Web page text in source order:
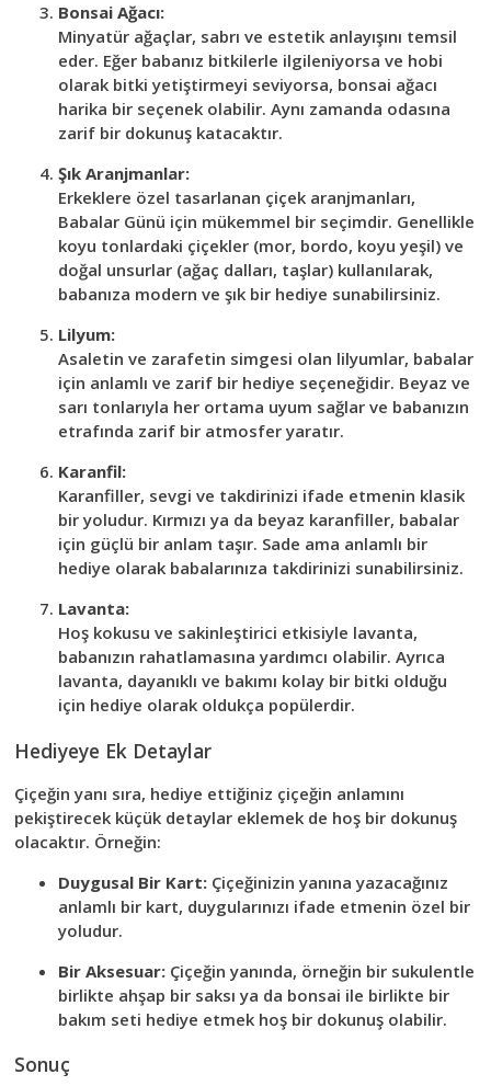
Bonsai Ağacı:
Minyatür ağaçlar, sabrı ve estetik anlayışını temsil
eder. Eğer babanız bitkilerle ilgileniyorsa ve hobi
olarak bitki yetiştirmeyi seviyorsa, bonsai ağacı
harika bir seçenek olabilir. Aynı zamanda odasına
zarif bir dokunuş katacaktır.
Şık Aranjmanlar:
Erkeklere özel tasarlanan çiçek aranjmanları,
Babalar Günü için mükemmel bir seçimdir. Genellikle
koyu tonlardaki çiçekler (mor, bordo, koyu yeşil) ve
doğal unsurlar (ağaç dalları, taşlar) kullanılarak,
babanıza modern ve şık bir hediye sunabilirsiniz.
Lilyum:
Asaletin ve zarafetin simgesi olan lilyumlar, babalar
için anlamlı ve zarif bir hediye seçeneğidir. Beyaz ve
sarı tonlarıyla her ortama uyum sağlar ve babanızın
etrafında zarif bir atmosfer yaratır.
Karanfil:
Karanfiller, sevgi ve takdirinizi ifade etmenin klasik
bir yoludur. Kırmızı ya da beyaz karanfiller, babalar
için güçlü bir anlam taşır. Sade ama anlamlı bir
hediye olarak babalarınıza takdirinizi sunabilirsiniz.
Lavanta:
Hoş kokusu ve sakinleştirici etkisiyle lavanta,
babanızın rahatlamasına yardımcı olabilir. Ayrıca
lavanta, dayanıklı ve bakımı kolay bir bitki olduğu
için hediye olarak oldukça popülerdir.
Hediyeye Ek Detaylar
Çiçeğin yanı sıra, hediye ettiğiniz çiçeğin anlamını
pekiştirecek küçük detaylar eklemek de hoş bir dokunuş
olacaktır. Örneğin:
Duygusal Bir Kart: Çiçeğinizin yanına yazacağınız
anlamlı bir kart, duygularınızı ifade etmenin özel bir
yoludur.
Bir Aksesuar: Çiçeğin yanında, örneğin bir sukulentle
birlikte ahşap bir saksı ya da bonsai ile birlikte bir
bakım seti hediye etmek hoş bir dokunuş olabilir.
Sonuç